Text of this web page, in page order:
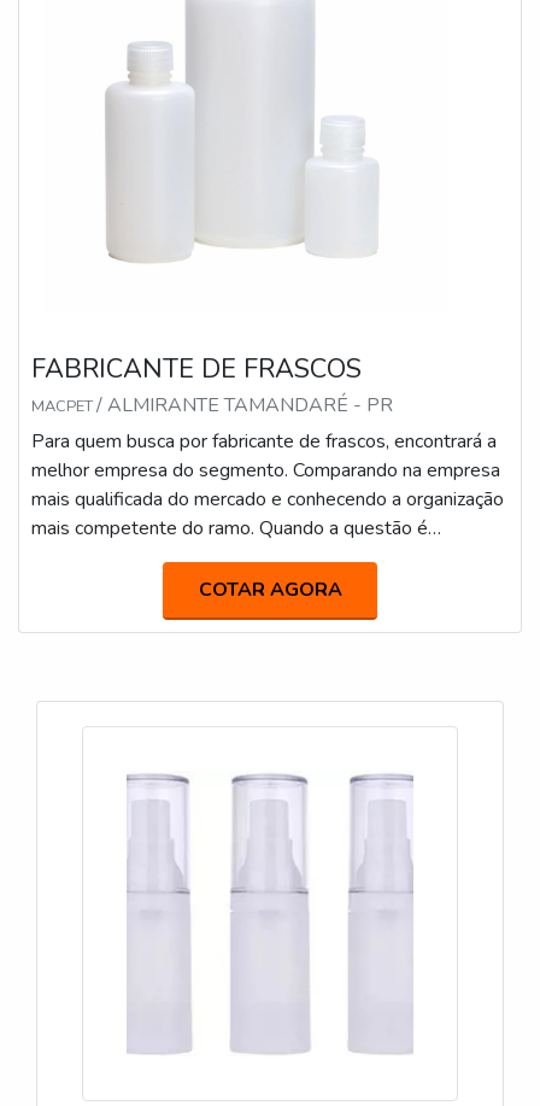
FABRICANTE DE FRASCOS
MACPET/ ALMIRANTE TAMANDARÉ - PR
Para quem busca por fabricante de frascos, encontrará a
melhor empresa do segmento. Comparando na empresa
mais qualificada do mercado e conhecendo a organização
mais competente do ramo. Quando a questão é
fabricante de frascos, com a equipe da Macpet alcançará
eficiência com embalagens sopradas de PET (frascos,
garrafas, e potes) para diversos segmentos.OUTRAS
COTAR AGORA